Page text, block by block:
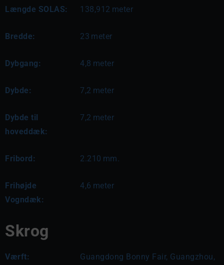
Længde SOLAS: 138,912 meter
Bredde: 23 meter
Dybgang: 4,8 meter
Dybde: 7,2 meter
Dybde til
hoveddæk:
7,2 meter
Fribord: 2.210 mm.
Frihøjde
Vogndæk:
4,6 meter
Skrog
Værft:
Guangdong Bonny Fair, Guangzhou,